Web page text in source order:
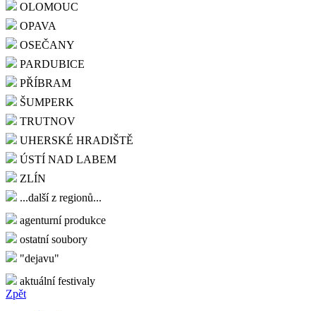
OLOMOUC
OPAVA
OSEČANY
PARDUBICE
PŘÍBRAM
ŠUMPERK
TRUTNOV
UHERSKÉ HRADIŠTĚ
ÚSTÍ NAD LABEM
ZLÍN
...další z regionů...
agenturní produkce
ostatní soubory
"dejavu"
aktuální festivaly
Zpět